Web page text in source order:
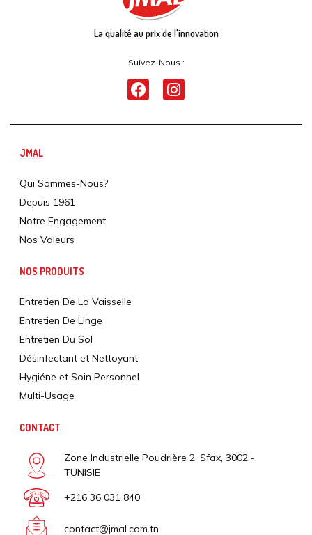
La qualité au prix de l'innovation
Suivez-Nous :
JMAL
Qui Sommes-Nous?
Depuis 1961
Notre Engagement
Nos Valeurs
NOS PRODUITS
Entretien De La Vaisselle
Entretien De Linge
Entretien Du Sol
Désinfectant et Nettoyant
Hygiéne et Soin Personnel
Multi-Usage
CONTACT
Zone Industrielle Poudrière 2, Sfax, 3002 -
TUNISIE
+216 36 031 840
contact@jmal.com.tn